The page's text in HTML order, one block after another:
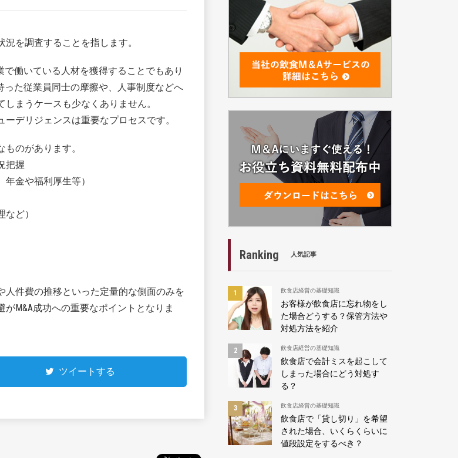
を調査することを指します。
働いている人材を獲得することでもあり
った従業員同士の摩擦や、人事制度などへ
まうケースも少なくありません。
デリジェンスは重要なプロセスです。
のがあります。
把握
金や福利厚生等）
ど）
件費の推移といった定量的な側面のみを
M&A成功への重要なポイントとなりま
ツイートする
Ranking 人気記事
飲食店経営の基礎知識
お客様が飲食店に忘れ物をし
た場合どうする？保管方法や
対処方法を紹介
飲食店経営の基礎知識
飲食店で会計ミスを起こして
しまった場合にどう対処す
る？
飲食店経営の基礎知識
飲食店で「貸し切り」を希望
された場合、いくらくらいに
値段設定をするべき？